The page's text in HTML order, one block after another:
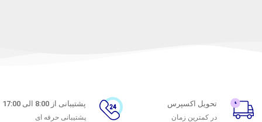
تحویل اکسپرس
در کمترین زمان
پشتیبانی از 8:00 الی 17:00
پشتیبانی حرفه ای